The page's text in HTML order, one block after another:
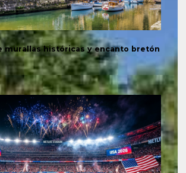
murallas históricas y encanto bretón